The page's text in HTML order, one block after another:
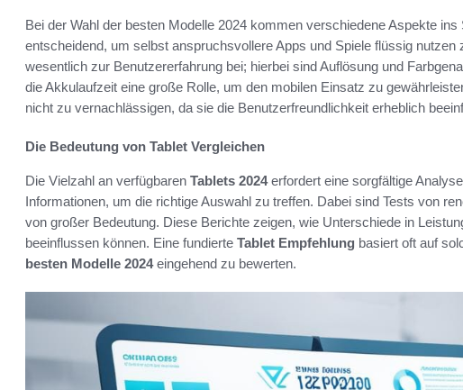
Bei der Wahl der besten Modelle 2024 kommen verschiedene Aspekte
entscheidend, um selbst anspruchsvollere Apps und Spiele flüssig
wesentlich zur Benutzererfahrung bei; hierbei sind Auflösung und
die Akkulaufzeit eine große Rolle, um den mobilen Einsatz zu
nicht zu vernachlässigen, da sie die Benutzerfreundlichkeit erheblich
Die Bedeutung von Tablet Vergleichen
Die Vielzahl an verfügbaren Tablets 2024erfordert eine sorgfältige
Informationen, um die richtige Auswahl zu treffen. Dabei sind Tests von
von großer Bedeutung. Diese Berichte zeigen, wie Unterschiede in
beeinflussen können. Eine fundierte Tablet Empfehlung basiert oft auf
besten Modelle 2024eingehend zu bewerten.